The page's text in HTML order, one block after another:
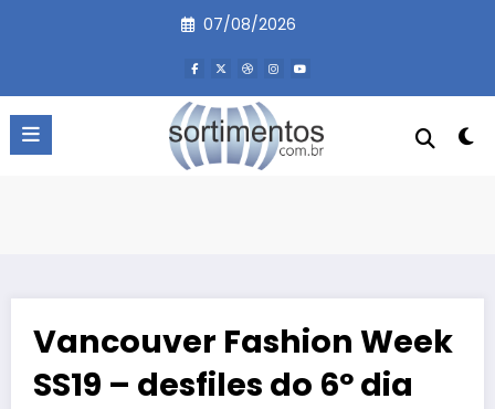
07/08/2026
Vancouver Fashion Week
SS19 – desfiles do 6º dia